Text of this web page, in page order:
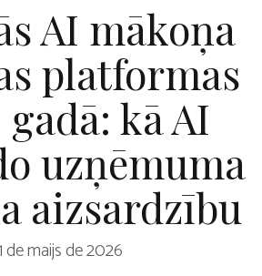
AI mākoņa
platformas
gadā: kā AI
uzņēmuma
aizsardzību
de maijs de 2026